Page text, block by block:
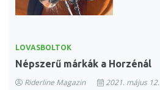
LOVASBOLTOK
Népszerű márkák a Horzénál
Riderline Magazin 2021. május 12.